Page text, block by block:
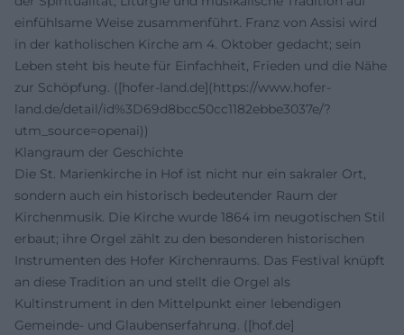
einfühlsame Weise zusammenführt. Franz von Assisi wird
in der katholischen Kirche am 4. Oktober gedacht; sein
Leben steht bis heute für Einfachheit, Frieden und die Nähe
zur Schöpfung. ([hofer-land.de](https://www.hofer-
land.de/detail/id%3D69d8bcc50cc1182ebbe3037e/?
utm_source=openai))
Klangraum der Geschichte
Die St. Marienkirche in Hof ist nicht nur ein sakraler Ort,
sondern auch ein historisch bedeutender Raum der
Kirchenmusik. Die Kirche wurde 1864 im neugotischen Stil
erbaut; ihre Orgel zählt zu den besonderen historischen
Instrumenten des Hofer Kirchenraums. Das Festival knüpft
an diese Tradition an und stellt die Orgel als
Kultinstrument in den Mittelpunkt einer lebendigen
Gemeinde- und Glaubenserfahrung. ([hof.de]